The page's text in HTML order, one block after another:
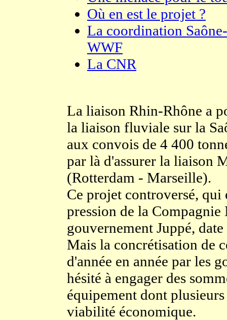
Où en est le projet ?
La coordination
WWF
La CNR
La liaison Rhin-Rhône a
la liaison fluviale sur la
aux convois de 4 400
par là d'assurer la liaison
(Rotterdam - Marseille).
Ce projet controversé, qui
pression de la
gouvernement Juppé,
Mais la concrétisation de
d'année en année par les
hésité à engager des
équipement dont
viabilité économique.